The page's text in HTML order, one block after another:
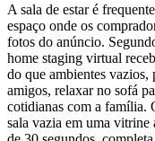
A sala de estar é
espaço onde os
fotos do anúncio.
home staging virtual
do que ambientes
amigos, relaxar no sofá
cotidianas com a família.
sala vazia em uma vitrine